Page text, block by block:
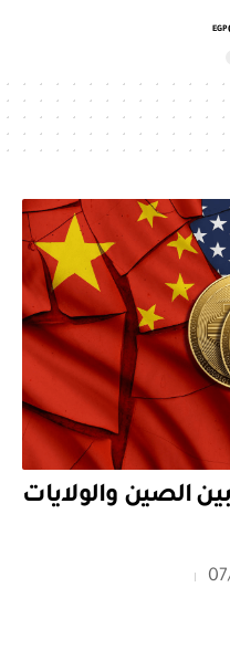
الصين والولايات